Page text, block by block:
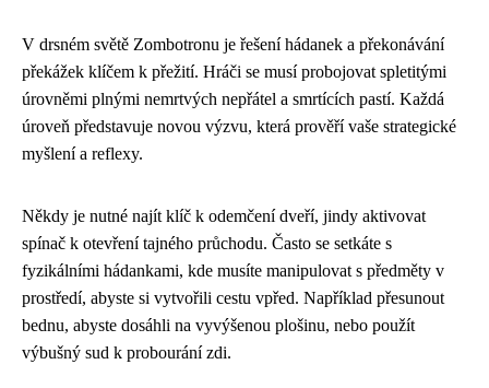
V drsném světě Zombotronu je řešení hádanek a překonávání
překážek klíčem k přežití. Hráči se musí probojovat spletitými
úrovněmi plnými nemrtvých nepřátel a smrtících pastí. Každá
úroveň představuje novou výzvu, která prověří vaše strategické
myšlení a reflexy.
Někdy je nutné najít klíč k odemčení dveří, jindy aktivovat
spínač k otevření tajného průchodu. Často se setkáte s
fyzikálními hádankami, kde musíte manipulovat s předměty v
prostředí, abyste si vytvořili cestu vpřed. Například přesunout
bednu, abyste dosáhli na vyvýšenou plošinu, nebo použít
výbušný sud k probourání zdi.